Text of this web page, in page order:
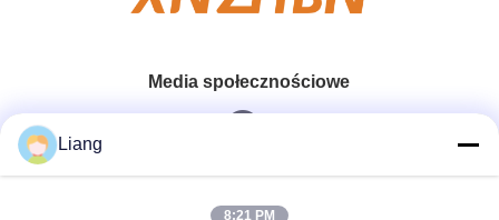
Media społecznościowe
Szybki kontakt
Liang
8:21 PM